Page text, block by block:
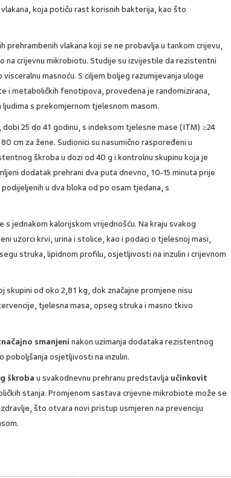
koja potiču rast korisnih bakterija, kao što
vlakana koji se ne probavlja u tankom crijevu,
na crijevnu mikrobiotu. Studije su izvijestile da rezistentni
masnoću. S ciljem boljeg razumijevanja uloge
i metaboličkih fenotipova, provedena je randomizirana,
s prekomjernom tjelesnom masom.
25 do 41 godinu, s indeksom tjelesne mase (ITM) ≥24
cm za žene. Sudionici su nasumično raspoređeni u
škroba u dozi od 40 g i kontrolnu skupinu koja je
dodatak prehrani dva puta dnevno, 10-15 minuta prije
u dva bloka od po osam tjedana, s
jednakom kalorijskom vrijednošću. Na kraju svakog
uzorci krvi, urina i stolice, kao i podaci o tjelesnoj masi,
struka, lipidnom profilu, osjetljivosti na inzulin i crijevnom
od oko 2,81 kg, dok značajne promjene nisu
tjelesna masa, opseg struka i masno tkivo
smanjeni nakon uzimanja dodataka rezistentnog
poboljšanja osjetljivosti na inzulin.
škroba u svakodnevnu prehranu predstavlja učinkovit
stanja. Promjenom sastava crijevne mikrobiote može se
što otvara novi pristup usmjeren na prevenciju